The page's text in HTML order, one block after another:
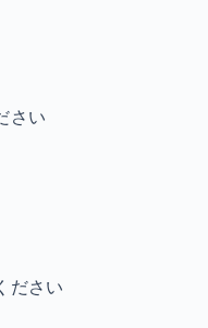
さい
ださい